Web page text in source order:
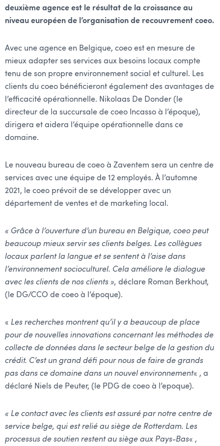
deuxième agence est le résultat de la croissance au
niveau européen de l’organisation de recouvrement coeo.
Avec une agence en Belgique, coeo est en mesure de
mieux adapter ses services aux besoins locaux compte
tenu de son propre environnement social et culturel. Les
clients du coeo bénéficieront également des avantages de
l’efficacité opérationnelle. Nikolaas De Donder (le
directeur de la succursale de coeo Incasso à l’époque),
dirigera et aidera l’équipe opérationnelle dans ce
domaine.
Le nouveau bureau de coeo à Zaventem sera un centre de
services avec une équipe de 12 employés. À l’automne
2021, le coeo prévoit de se développer avec un
département de ventes et de marketing local.
« Grâce à l’ouverture d’un bureau en Belgique, coeo peut
beaucoup mieux servir ses clients belges. Les collègues
locaux parlent la langue et se sentent à l’aise dans
l’environnement socioculturel. Cela améliore le dialogue
avec les clients de nos clients », déclare Roman Berkhout,
(le DG/CCO de coeo à l’époque).
« Les recherches montrent qu’il y a beaucoup de place
pour de nouvelles innovations concernant les méthodes de
collecte de données dans le secteur belge de la gestion du
crédit. C’est un grand défi pour nous de faire de grands
pas dans ce domaine dans un nouvel environnement« , a
déclaré Niels de Peuter, (le PDG de coeo à l’epoque).
« Le contact avec les clients est assuré par notre centre de
service belge, qui est relié au siège de Rotterdam. Les
processus de soutien restent au siège aux Pays-Bas« ,